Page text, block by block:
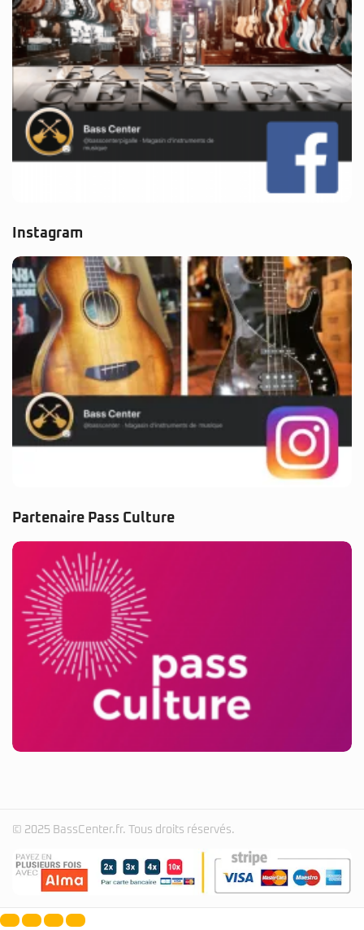
Instagram
Partenaire Pass Culture
© 2025 BassCenter.fr. Tous droits réservés.